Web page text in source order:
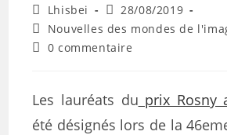
Lhisbei
28/08/2019
Nouvelles des mondes de
0 commentaire
Les lauréats du prix Rosny
été désignés lors de la